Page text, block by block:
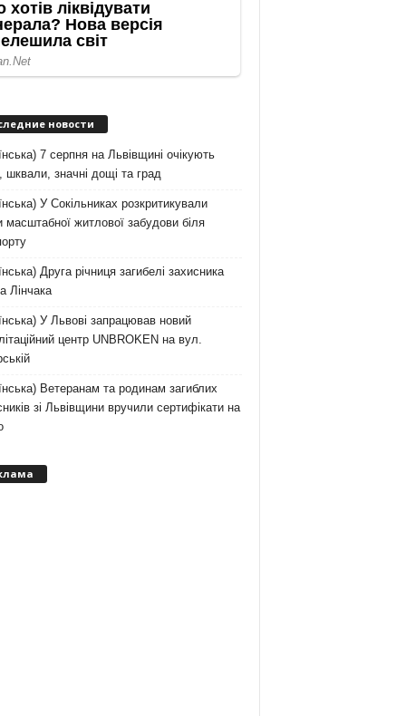
новости
7 серпня на Львівщині очікують
шквали, значні дощі та град
У Сокільниках розкритикували
масштабної житлової забудови біля
Друга річниця загибелі захисника
Лінчака
У Львові запрацював новий
центр UNBROKEN на вул.
Ветеранам та родинам загиблих
зі Львівщини вручили сертифікати на